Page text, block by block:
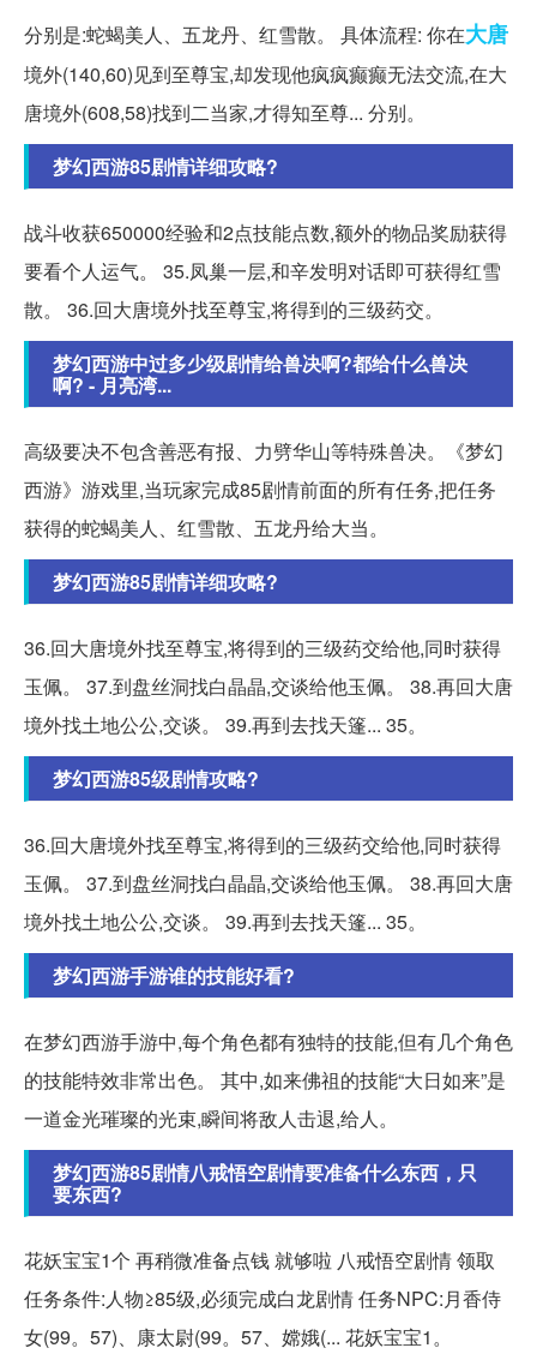
分别是:蛇蝎美人、五龙丹、红雪散。 具体流程: 你在大唐
境外(140,60)见到至尊宝,却发现他疯疯癫癫无法交流,在大
唐境外(608,58)找到二当家,才得知至尊... 分别。
梦幻西游85剧情详细攻略?
战斗收获650000经验和2点技能点数,额外的物品奖励获得
要看个人运气。 35.凤巢一层,和辛发明对话即可获得红雪
散。 36.回大唐境外找至尊宝,将得到的三级药交。
梦幻西游中过多少级剧情给兽决啊?都给什么兽决
啊? - 月亮湾...
高级要决不包含善恶有报、力劈华山等特殊兽决。《梦幻
西游》游戏里,当玩家完成85剧情前面的所有任务,把任务
获得的蛇蝎美人、红雪散、五龙丹给大当。
梦幻西游85剧情详细攻略?
36.回大唐境外找至尊宝,将得到的三级药交给他,同时获得
玉佩。 37.到盘丝洞找白晶晶,交谈给他玉佩。 38.再回大唐
境外找土地公公,交谈。 39.再到去找天篷... 35。
梦幻西游85级剧情攻略?
36.回大唐境外找至尊宝,将得到的三级药交给他,同时获得
玉佩。 37.到盘丝洞找白晶晶,交谈给他玉佩。 38.再回大唐
境外找土地公公,交谈。 39.再到去找天篷... 35。
梦幻西游手游谁的技能好看?
在梦幻西游手游中,每个角色都有独特的技能,但有几个角色
的技能特效非常出色。 其中,如来佛祖的技能“大日如来”是
一道金光璀璨的光束,瞬间将敌人击退,给人。
梦幻西游85剧情八戒悟空剧情要准备什么东西，只
要东西?
花妖宝宝1个 再稍微准备点钱 就够啦 八戒悟空剧情 领取
任务条件:人物≥85级,必须完成白龙剧情 任务NPC:月香侍
女(99。57)、康太尉(99。57、嫦娥(... 花妖宝宝1。